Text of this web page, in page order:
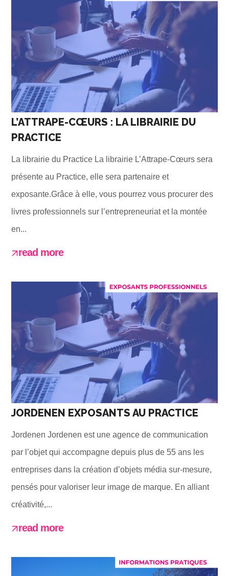
L’ATTRAPE-CŒURS : LA LIBRAIRIE DU
PRACTICE
La librairie du Practice La librairie L’Attrape-Cœurs sera
présente au Practice, elle sera partenaire et
exposante.Grâce à elle, vous pourrez vous procurer des
livres professionnels sur l’entrepreneuriat et la montée
en...
read more
JORDENEN EXPOSANTS AU PRACTICE
Jordenen Jordenen est une agence de communication
par l’objet qui accompagne depuis plus de 55 ans les
entreprises dans la création d’objets média sur-mesure,
pensés pour valoriser leur image de marque. En alliant
créativité,...
read more